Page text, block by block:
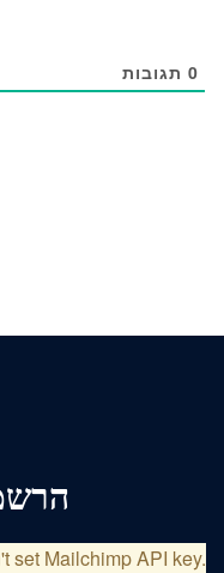
0 תגובות
set Mailchimp API key.